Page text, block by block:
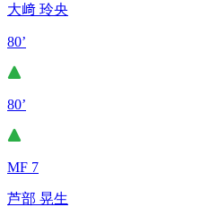
大﨑 玲央
80’
80’
MF 7
芦部 晃生